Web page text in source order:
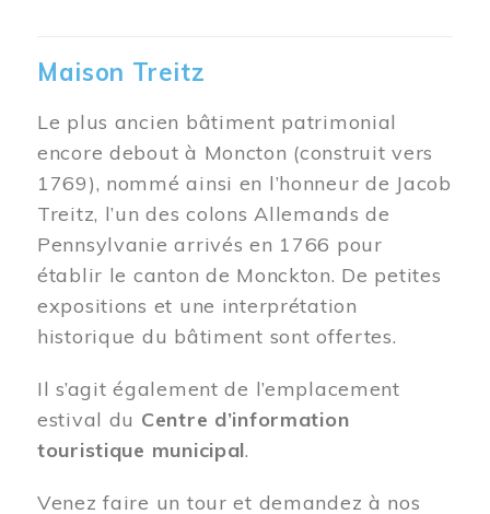
Maison Treitz
Le plus ancien bâtiment patrimonial
encore debout à Moncton (construit vers
1769), nommé ainsi en l’honneur de Jacob
Treitz, l’un des colons Allemands de
Pennsylvanie arrivés en 1766 pour
établir le canton de Monckton. De petites
expositions et une interprétation
historique du bâtiment sont offertes.
Il s’agit également de l’emplacement
estival du Centre d’information
touristique municipal.
Venez faire un tour et demandez à nos